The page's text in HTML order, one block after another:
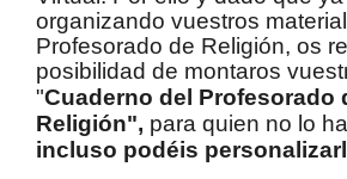
organizando vuestros
Profesorado de Religión, os
posibilidad de montaros
"Cuaderno del Profesorado
Religión", para quien no lo
incluso podéis